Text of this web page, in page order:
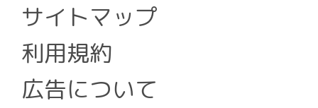
サイトマップ
利用規約
広告について